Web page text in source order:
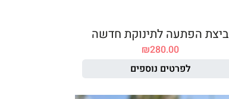
ביצת הפתעה לתינוקת חדשה
₪280.00
לפרטים נוספים